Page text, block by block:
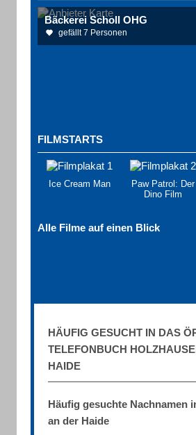
Bäckerei Scholl OHG
gefällt 7 Personen
FILMSTARTS
Ice Cream Man
Paw Patrol: Der
Dino Film
Alle Filme auf einen Blick
HÄUFIG GESUCHT IN DAS
TELEFONBUCH
HAIDE
Häufig gesuchte Nachnamen
an der Haide